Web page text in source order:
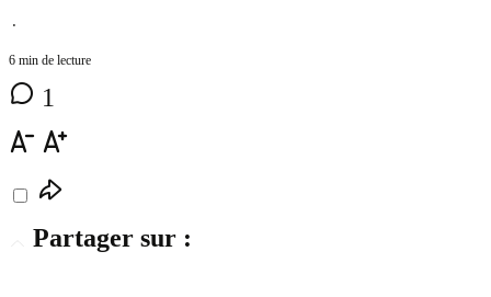
⋅
6 min de lecture
1
Partager sur :